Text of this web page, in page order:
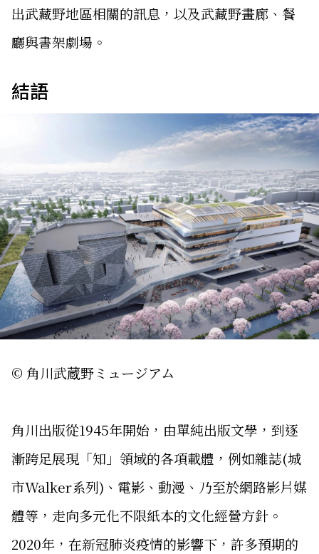
出武藏野地區相關的訊息，以及武藏野畫廊、餐
廳與書架劇場。
結語
© 角川武蔵野ミュージアム
角川出版從1945年開始，由單純出版文學，到逐
漸跨足展現「知」領域的各項載體，例如雜誌(城
市Walker系列)、電影、動漫、乃至於網路影片媒
體等，走向多元化不限紙本的文化經營方針。
2020年，在新冠肺炎疫情的影響下，許多預期的